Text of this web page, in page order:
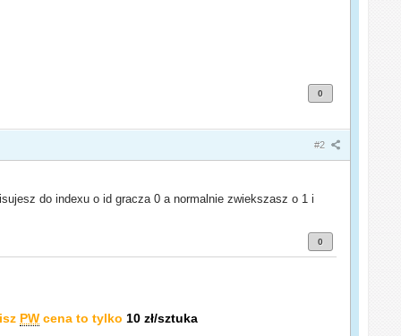
0
#2
do indexu o id gracza 0 a normalnie zwiekszasz o 1 i
0
PW cena to tylko 10 zł/sztuka